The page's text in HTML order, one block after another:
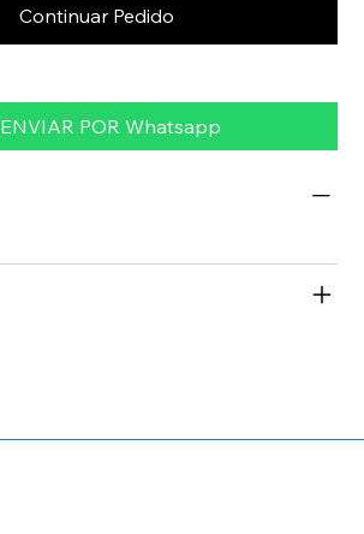
Continuar Pedido
ENVIAR POR Whatsapp